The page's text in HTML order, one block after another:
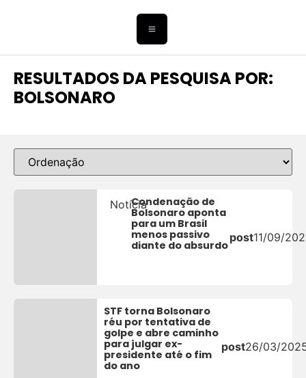
RESULTADOS DA PESQUISA POR:
BOLSONARO
NotíciaCondenação de
Bolsonaro aponta
para um Brasil
menos passivo
diante do absurdo
post11/09/
STF torna Bolsonaro
réu por tentativa de
golpe e abre caminho
para julgar ex-
presidente até o fim
do ano
post26/03/